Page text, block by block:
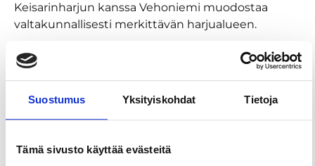
Suostumus Yksityiskohdat Tietoja
Tämä sivusto käyttää evästeitä
Keisarinharjun kanssa Vehoniemi muodostaa
valtakunnallisesti merkittävän harjualueen.
Vehoniemen metsäluonto on monipuolista ja osin
luonnontilaista. Metsätyyppien kirjo ulottuu
kuivahkoista havuvaltaisista kangasmetsistä
lehtoihin. Vehoniemen luontopolku kulkee
luonnonsuojelualueella paikoitellen jyrkässä
Portaiden ja pitkospuiden ansiosta reitti soveltuu